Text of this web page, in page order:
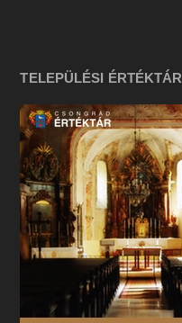
TELEPÜLÉSI ÉRTÉKTÁR